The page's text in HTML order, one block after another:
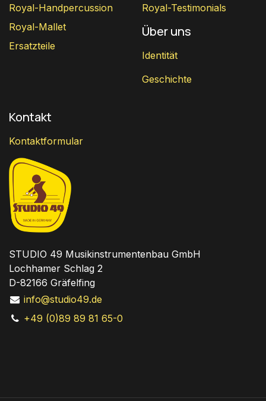
Royal-Handpercussion
Royal-Mallet
Ersatzteile
Royal-Testimonials
Über uns
Identität
Geschichte
Kontakt
Kontaktformular
STUDIO 49 Musikinstrumentenbau GmbH
Lochhamer Schlag 2
D-82166 Gräfelfing
info@studio49.de
+49 (0)89 89 81 65-0